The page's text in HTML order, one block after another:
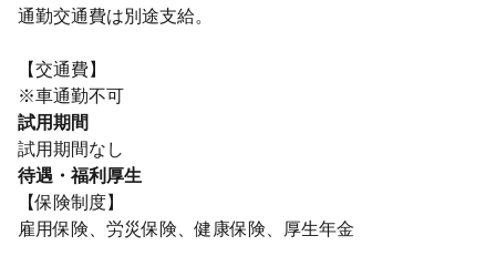
通勤交通費は別途支給。
【交通費】
※車通勤不可
試用期間
試用期間なし
待遇・福利厚生
【保険制度】
雇用保険、労災保険、健康保険、厚生年金